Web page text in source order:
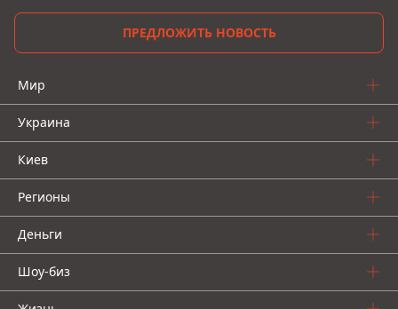
ПРЕДЛОЖИТЬ НОВОСТЬ
Мир
Украина
Киев
Регионы
Деньги
Шоу-биз